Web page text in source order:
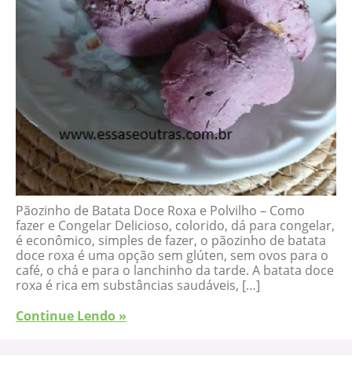
Pãozinho de Batata Doce Roxa e Polvilho – Como
fazer e Congelar Delicioso, colorido, dá para congelar,
é econômico, simples de fazer, o pãozinho de batata
doce roxa é uma opção sem glúten, sem ovos para o
café, o chá e para o lanchinho da tarde. A batata doce
roxa é rica em substâncias saudáveis, […]
Continue Lendo »